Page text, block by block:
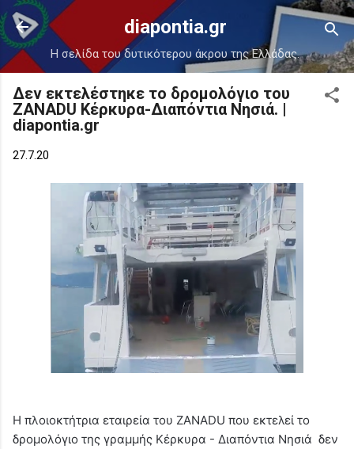
Μετάβαση στο κύριο περιεχόμενο
diapontia.gr
Η σελίδα του δυτικότερου άκρου της Ελλάδας.
Δεν εκτελέστηκε το δρομολόγιο του
ZANADU Κέρκυρα-Διαπόντια Νησιά. |
diapontia.gr
27.7.20
Η πλοιοκτήτρια εταιρεία του ΖΑΝΑDU που εκτελεί το
δρομολόγιο της γραμμής Κέρκυρα - Διαπόντια Νησιά δεν